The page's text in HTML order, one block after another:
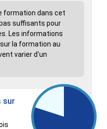
formation dans cet
suffisants pour
Les informations
la formation au
varier d'un
sur